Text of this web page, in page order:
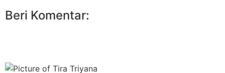
Beri Komentar: